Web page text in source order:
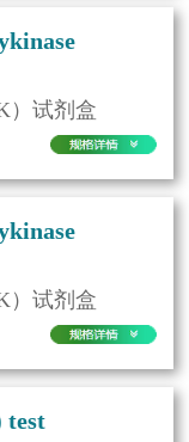
）试剂盒
）试剂盒
test